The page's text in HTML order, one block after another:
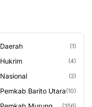
Daerah (1)
Hukrim (4)
Nasional (2)
Pemkab Barito Utara(10)